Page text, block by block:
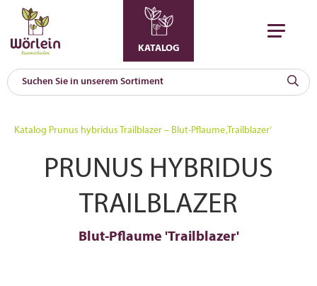
KATALOG
Katalog Prunus hybridus Trailblazer – Blut-Pflaume ‚Trailblazer‘
PRUNUS HYBRIDUS
TRAILBLAZER
Blut-Pflaume 'Trailblazer'